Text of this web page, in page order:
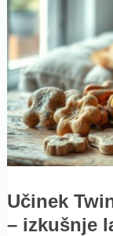
Učinek
– izkušnje